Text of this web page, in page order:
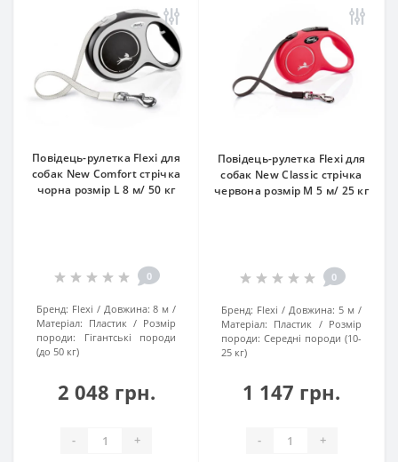
Повідець-рулетка Flexi для
собак New Comfort стрічка
чорна розмір L 8 м/ 50 кг
0
Бренд: Flexi Довжина: 8 м
Матеріал: Пластик
Розмір
породи:
Гігантські породи
(до 50 кг)
2 048 грн.
- +
Повідець-рулетка Flexi для
собак New Classic стрічка
червона розмір M 5 м/ 25 кг
0
Бренд: Flexi Довжина: 5 м
Матеріал: Пластик
Розмір
породи: Середні породи (10-
25 кг)
1 147 грн.
- +